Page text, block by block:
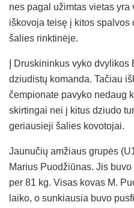
nes pagal užimtas vietas
iškovoja teisę į kitos spalvos
šalies rinktinėje.
Į Druskininkus vyko
dziudistų komanda. Tačiau
čempionate pavyko nedaug
skirtingai nei į kitus dziudo
geriausieji šalies kovotojai.
Jaunučių amžiaus grupės
Marius Puodžiūnas. Jis
per 81 kg. Visas kovas M.
laiko, o sunkiausia buvo